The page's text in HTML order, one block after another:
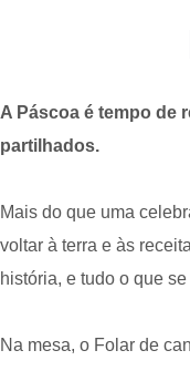
A Páscoa é tempo de
partilhados.
Mais do que uma
voltar à terra e às
história, e tudo o que
Na mesa, o Folar de